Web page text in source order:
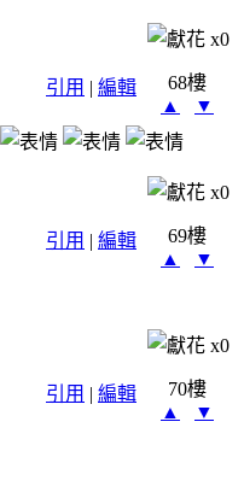
x0
引用 | 編輯
68樓
▲
▼
x0
引用 | 編輯
69樓
▲
▼
x0
引用 | 編輯
70樓
▲
▼